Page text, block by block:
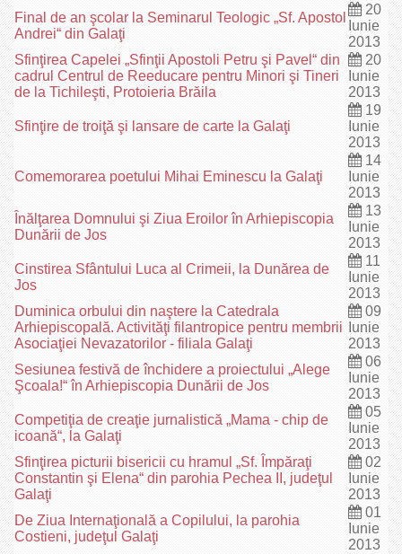
Final de an şcolar la Seminarul Teologic „Sf. Apostol
Andrei“ din Galaţi
20
Iunie
2013
Sfinţirea Capelei „Sfinţii Apostoli Petru şi Pavel“ din
cadrul Centrul de Reeducare pentru Minori şi Tineri
de la Tichileşti, Protoieria Brăila
20
Iunie
2013
Sfinţire de troiţă şi lansare de carte la Galaţi
19
Iunie
2013
Comemorarea poetului Mihai Eminescu la Galaţi
14
Iunie
2013
Înălţarea Domnului şi Ziua Eroilor în Arhiepiscopia
Dunării de Jos
13
Iunie
2013
Cinstirea Sfântului Luca al Crimeii, la Dunărea de
Jos
11
Iunie
2013
Duminica orbului din naştere la Catedrala
Arhiepiscopală. Activităţi filantropice pentru membrii
Asociaţiei Nevazatorilor - filiala Galaţi
09
Iunie
2013
Sesiunea festivă de închidere a proiectului „Alege
Şcoala!“ în Arhiepiscopia Dunării de Jos
06
Iunie
2013
Competiţia de creaţie jurnalistică „Mama - chip de
icoană“, la Galaţi
05
Iunie
2013
Sfinţirea picturii bisericii cu hramul „Sf. Împăraţi
Constantin şi Elena“ din parohia Pechea II, judeţul
Galaţi
02
Iunie
2013
De Ziua Internaţională a Copilului, la parohia
Costieni, judeţul Galaţi
01
Iunie
2013